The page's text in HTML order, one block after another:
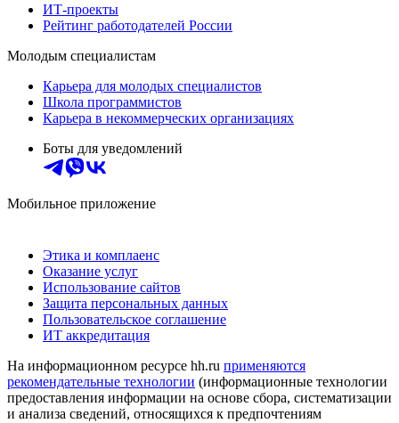
ИТ-проекты
Рейтинг работодателей России
Молодым специалистам
Карьера для молодых специалистов
Школа программистов
Карьера в некоммерческих организациях
Боты для уведомлений
Мобильное приложение
Этика и комплаенс
Оказание услуг
Использование сайтов
Защита персональных данных
Пользовательское соглашение
ИТ аккредитация
На информационном ресурсе hh.ru применяются
рекомендательные технологии (информационные технологии
предоставления информации на основе сбора, систематизации
и анализа сведений, относящихся к предпочтениям